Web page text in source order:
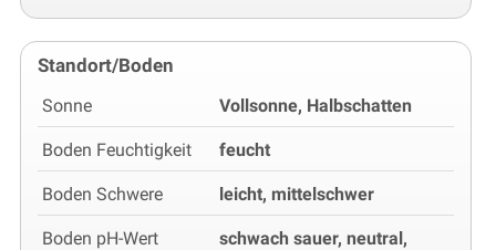
Standort/Boden
Sonne Vollsonne, Halbschatten
Boden Feuchtigkeit feucht
Boden Schwere leicht, mittelschwer
Boden pH-Wert
schwach sauer, neutral,